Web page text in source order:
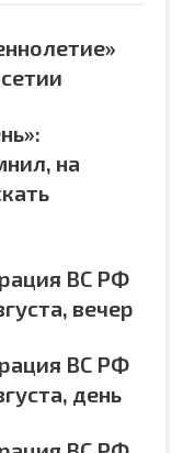
на
ВС РФ
вечер
ВС РФ
день